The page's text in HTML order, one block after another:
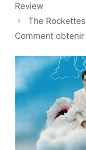
Review
The
Comment